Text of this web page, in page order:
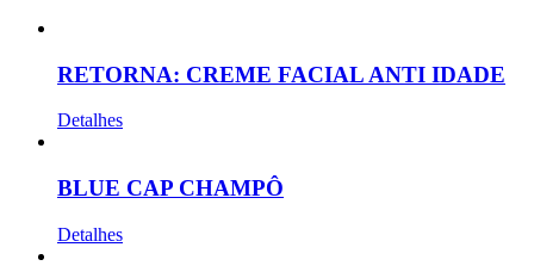
RETORNA: CREME FACIAL ANTI IDADE
Detalhes
BLUE CAP CHAMPÔ
Detalhes